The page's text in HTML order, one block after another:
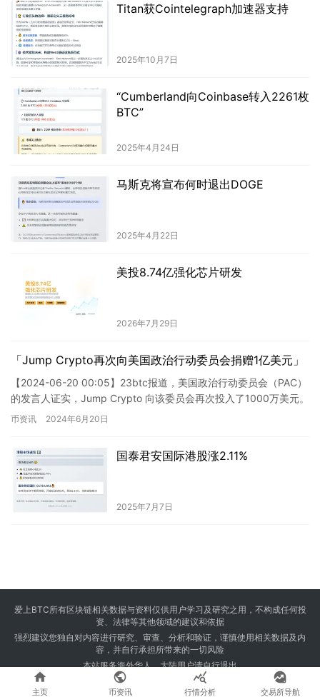
Titan获Cointelegraph加速器支持
2025年10月7日
“Cumberland向Coinbase转入2261枚
BTC”
2025年4月24日
马斯克将宣布何时退出DOGE
2025年4月22日
美投8.74亿强化芯片研发
2026年7月29日
「Jump Crypto再次向美国政治行动委员会捐赠1亿美元」
【2024-06-20 00:05】23btc报道，美国政治行动委员会（PAC）
的发言人证实，Jump Crypto 向该委员会再次投入了1000万美元。
该委员会正在努力争取更多支…
币资讯 2024年6月20日
国泰君安国际港股涨2.11%
2025年7月7日
爱上BTC所有区块链相关数据与资料仅供用户学习及研究之用，不构成任何投
资、法律等其他领域的建议和依据
强烈建议您独自对内容进行研究、审查、分析和验证，谨慎使用相关数据及内
容，并自行承担所带来的一切风险
本站服务海外华人，大陆用户请自行退出
Copyright © 2024 爱上BTC 版权所有 Powered by
23btc.com

主页

币资讯

行情分析

交易所导航